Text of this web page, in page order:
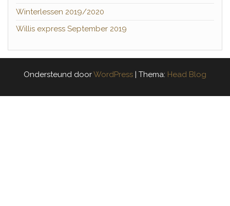
Winterlessen 2019/2020
Willis express September 2019
Ondersteund doorWordPress | Thema: Head Blog